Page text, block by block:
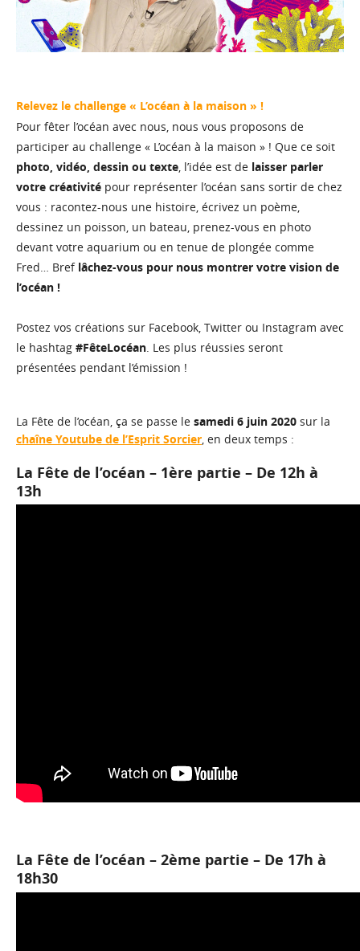
Relevez le challenge « L’océan à la maison » !
Pour fêter l’océan avec nous, nous vous proposons de
participer au challenge « L’océan à la maison » ! Que ce soit
photo, vidéo, dessin ou texte, l’idée est de laisser parler
votre créativité pour représenter l’océan sans sortir de chez
vous : racontez-nous une histoire, écrivez un poème,
dessinez un poisson, un bateau, prenez-vous en photo
devant votre aquarium ou en tenue de plongée comme
Fred… Bref lâchez-vous pour nous montrer votre vision de
l’océan !
Postez vos créations sur Facebook, Twitter ou Instagram avec
le hashtag #FêteLocéan. Les plus réussies seront
présentées pendant l’émission !
La Fête de l’océan, ça se passe le samedi 6 juin 2020 sur la
chaîne Youtube de l’Esprit Sorcier, en deux temps :
La Fête de l’océan – 1ère partie – De 12h à
13h
La Fête de l’océan – 2ème partie – De 17h à
18h30